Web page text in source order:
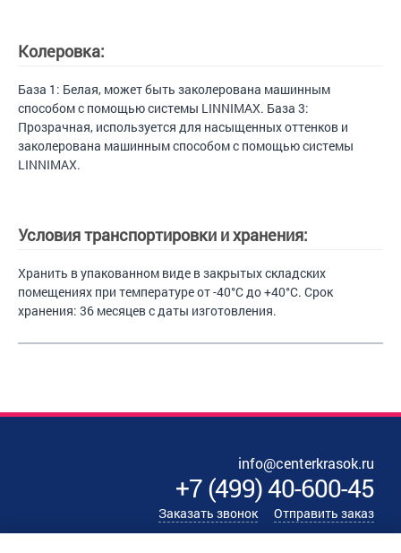
Колеровка:
База 1: Белая, может быть заколерована машинным
способом с помощью системы LINNIMAX. База 3:
Прозрачная, используется для насыщенных оттенков и
заколерована машинным способом с помощью системы
LINNIMAX.
Условия транспортировки и хранения:
Хранить в упакованном виде в закрытых складских
помещениях при температуре от -40°C до +40°C. Срок
хранения: 36 месяцев с даты изготовления.
info@centerkrasok.ru
+7(499)40-600-45
Заказать звонок Отправить заказ